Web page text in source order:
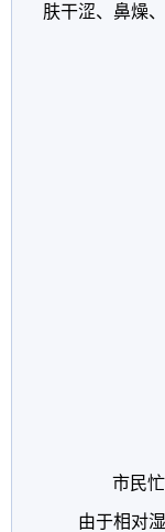
肤干涩、鼻燥
市民忙
由于相对